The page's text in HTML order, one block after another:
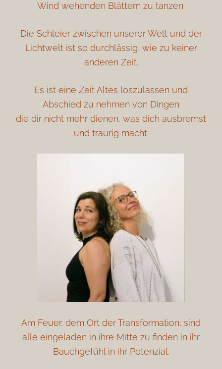
Wind wehenden Blättern zu tanzen.
Die Schleier zwischen unserer Welt und der
Lichtwelt ist so durchlässig, wie zu keiner
anderen Zeit.
Es ist eine Zeit Altes loszulassen und
Abschied zu nehmen von Dingen
die dir nicht mehr dienen, was dich ausbremst
und traurig macht.
Am Feuer, dem Ort der Transformation, sind
alle eingeladen in ihre Mitte zu finden in ihr
Bauchgefühl in ihr Potenzial.